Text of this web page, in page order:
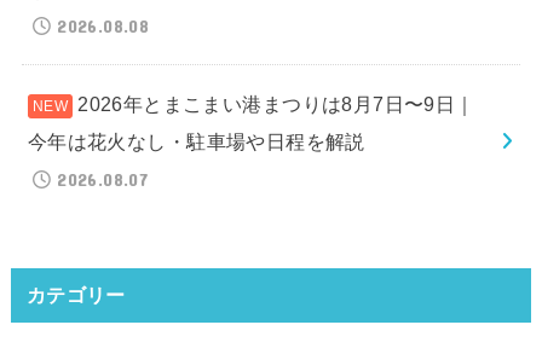
2026.08.08
2026年とまこまい港まつりは8月7日〜9日｜
今年は花火なし・駐車場や日程を解説
2026.08.07
カテゴリー